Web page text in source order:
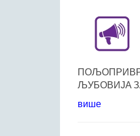
ЉУБОВИЈА
више